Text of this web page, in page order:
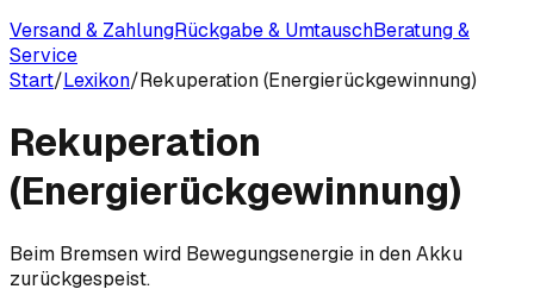
Versand & ZahlungRückgabe & UmtauschBeratung &
Service
Start/Lexikon/Rekuperation (Energierückgewinnung)
Rekuperation
(Energierückgewinnung)
Beim Bremsen wird Bewegungsenergie in den Akku
zurückgespeist.